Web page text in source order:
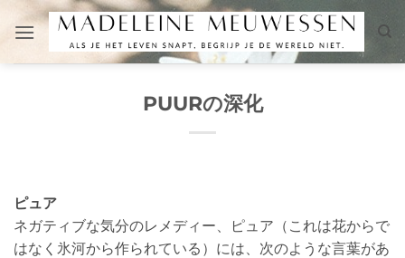
content
PUURの深化
ピュア
ネガティブな気分のレメディー、ピュア（これは花からで
はなく氷河から作られている）には、次のような言葉があ